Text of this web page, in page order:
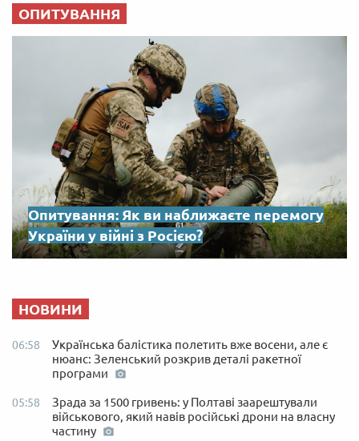
ОПИТУВАННЯ
Опитування: Як ви наближаєте перемогу
України у війні з Росією?
НОВИНИ
06:58
Українська балістика полетить вже восени, але є
нюанс: Зеленський розкрив деталі ракетної
програми
05:58
Зрада за 1500 гривень: у Полтаві заарештували
військового, який навів російські дрони на власну
частину